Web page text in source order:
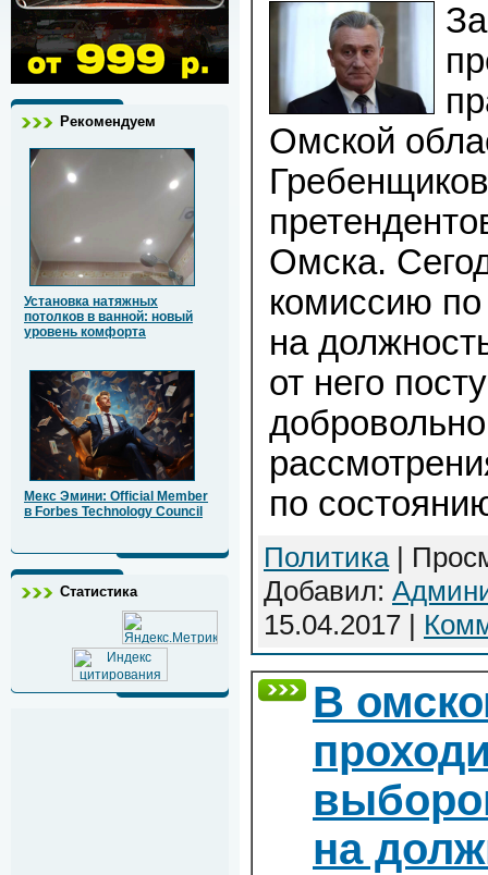
Рекомендуем
Установка натяжных
потолков в ванной: новый
уровень комфорта
Мекс Эмини: Official Member
в Forbes Technology Council
Статистика
Омской
Омска.
комиссию по
на
от него
по
Политика|
Добавил:
15.04.2017 |
В
на